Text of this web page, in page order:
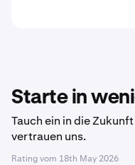
Starte in
Tauch ein in die
vertrauen uns.
Rating vom 18th May 2026